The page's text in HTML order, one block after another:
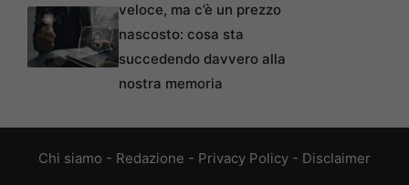
veloce, ma c’è un prezzo
nascosto: cosa sta
succedendo davvero alla
nostra memoria
Chi siamo - Redazione - Privacy Policy - Disclaimer